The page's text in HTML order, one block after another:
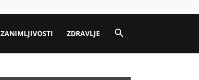
ZANIMLJIVOSTI ZDRAVLJE